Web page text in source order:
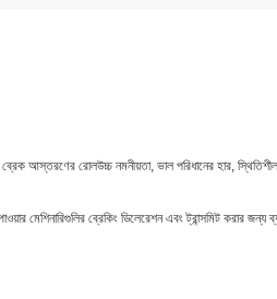
ব্রেক আস্তরণের রোলউচ্চ নমনীয়তা, ভাল পরিধানের হার,
মেশিনারিগুলির ব্রেকিং ডিলেরেশন এবং ট্রান্সমিট করার